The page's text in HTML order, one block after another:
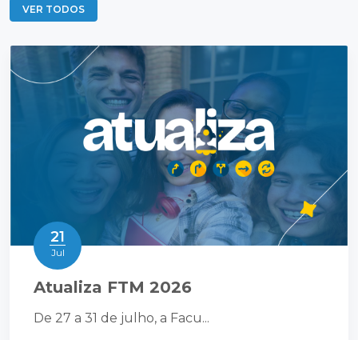
VER TODOS
21
Jul
Atualiza FTM 2026
De 27 a 31 de julho, a Facu...